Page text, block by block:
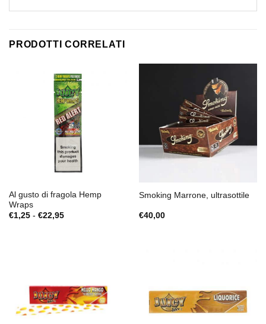
PRODOTTI CORRELATI
Al gusto di fragola Hemp
Wraps
€1,25 - €22,95Fascia
Smoking Marrone, ultrasottile
€40,00